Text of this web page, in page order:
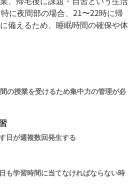
に夜間部の場合、21〜22時に帰
備えるため、睡眠時間の確保や体
の授業を受けるため集中力の管理が必
日が週複数回発生する
も学習時間に当てなければならない時